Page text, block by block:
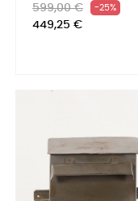
Prix
habituel
599,00 € -25%
449,25 €